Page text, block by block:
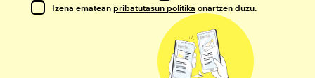
Izena ematean pribatutasun politika onartzen duzu.